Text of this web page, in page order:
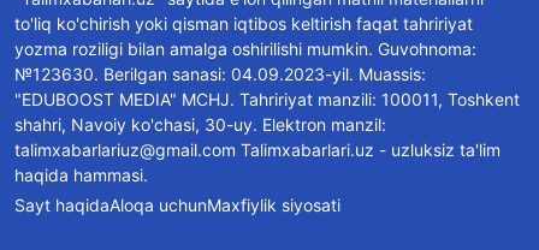
to'liq ko'chirish yoki qisman iqtibos keltirish faqat tahririyat
yozma roziligi bilan amalga oshirilishi mumkin. Guvohnoma:
№123630. Berilgan sanasi: 04.09.2023-yil. Muassis:
"EDUBOOST MEDIA" MCHJ. Tahririyat manzili: 100011, Toshkent
shahri, Navoiy ko'chasi, 30-uy. Elektron manzil:
talimxabarlariuz@gmail.com Talimxabarlari.uz - uzluksiz ta'lim
haqida hammasi.
Sayt haqidaAloqa uchunMaxfiylik siyosati